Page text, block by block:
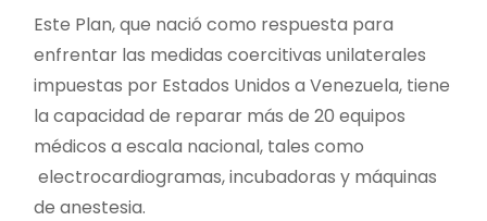
Este Plan, que nació como respuesta para
enfrentar las medidas coercitivas unilaterales
impuestas por Estados Unidos a Venezuela, tiene
la capacidad de reparar más de 20 equipos
médicos a escala nacional, tales como
electrocardiogramas, incubadoras y máquinas
de anestesia.